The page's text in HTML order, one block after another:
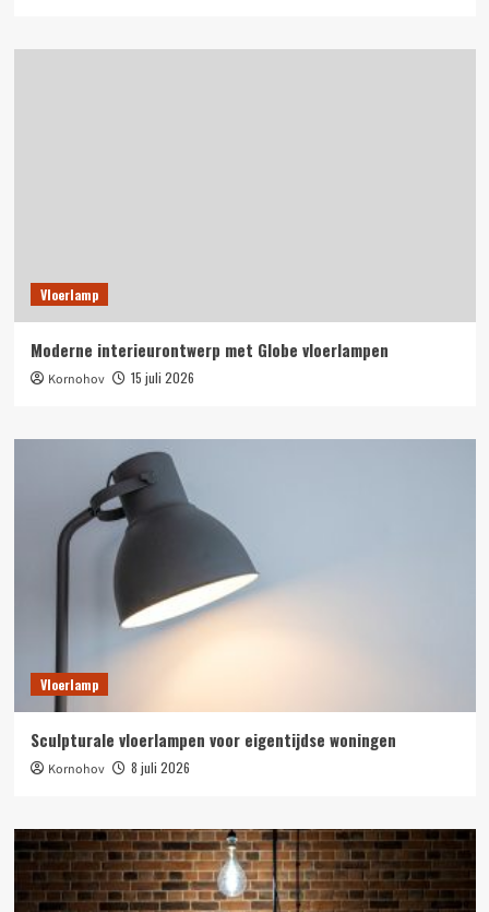
Vloerlamp
Moderne interieurontwerp met Globe vloerlampen
Kornohov 15 juli 2026
Vloerlamp
Sculpturale vloerlampen voor eigentijdse woningen
Kornohov 8 juli 2026